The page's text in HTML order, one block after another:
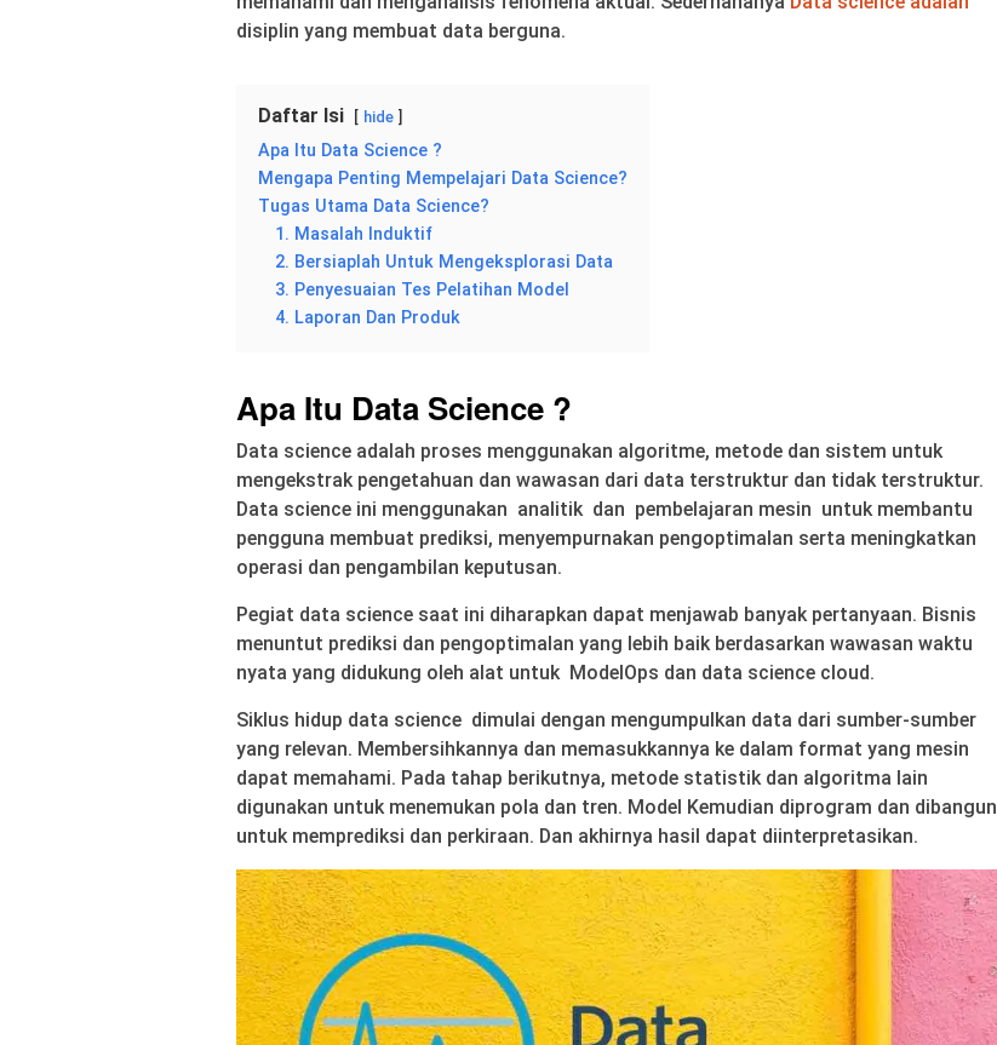
disiplin yang membuat data berguna.
Daftar Isi hide
Apa Itu Data Science ?
Mengapa Penting Mempelajari Data Science?
Tugas Utama Data Science?
1. Masalah Induktif
2. Bersiaplah Untuk Mengeksplorasi Data
3. Penyesuaian Tes Pelatihan Model
4. Laporan Dan Produk
Apa Itu Data Science ?
Data science adalah proses menggunakan algoritme, metode dan sistem untuk
mengekstrak pengetahuan dan wawasan dari data terstruktur dan tidak terstruktur.
Data science ini menggunakan analitik dan pembelajaran mesin untuk membantu
pengguna membuat prediksi, menyempurnakan pengoptimalan serta meningkatkan
operasi dan pengambilan keputusan.
Pegiat data science saat ini diharapkan dapat menjawab banyak pertanyaan. Bisnis
menuntut prediksi dan pengoptimalan yang lebih baik berdasarkan wawasan waktu
nyata yang didukung oleh alat untuk ModelOps dan data science cloud.
Siklus hidup data science dimulai dengan mengumpulkan data dari sumber-sumber
yang relevan. Membersihkannya dan memasukkannya ke dalam format yang mesin
dapat memahami. Pada tahap berikutnya, metode statistik dan algoritma lain
digunakan untuk menemukan pola dan tren. Model Kemudian diprogram dan dibangun
untuk memprediksi dan perkiraan. Dan akhirnya hasil dapat diinterpretasikan.